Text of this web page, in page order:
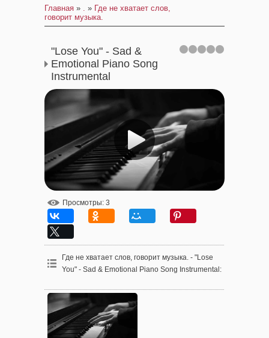
Главная » . » Где не хватает слов,
говорит музыка.
"Lose You" - Sad &
Emotional Piano Song
Instrumental
Просмотры: 3
Где не хватает слов, говорит музыка. - "Lose
You" - Sad & Emotional Piano Song Instrumental: